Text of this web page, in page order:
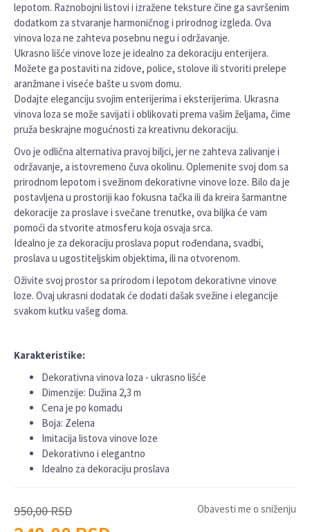
lepotom. Raznobojni listovi i izražene teksture čine ga savršenim
dodatkom za stvaranje harmoničnog i prirodnog izgleda. Ova
vinova loza ne zahteva posebnu negu i održavanje.
Ukrasno lišće vinove loze je idealno za dekoraciju enterijera.
Možete ga postaviti na zidove, police, stolove ili stvoriti prelepe
aranžmane i viseće bašte u svom domu.
Dodajte eleganciju svojim enterijerima i eksterijerima. Ukrasna
vinova loza se može savijati i oblikovati prema vašim željama, čime
pruža beskrajne mogućnosti za kreativnu dekoraciju.
Ovo je odlična alternativa pravoj biljci, jer ne zahteva zalivanje i
održavanje, a istovremeno čuva okolinu. Oplemenite svoj dom sa
prirodnom lepotom i svežinom dekorativne vinove loze. Bilo da je
postavljena u prostoriji kao fokusna tačka ili da kreira šarmantne
dekoracije za proslave i svečane trenutke, ova biljka će vam
pomoći da stvorite atmosferu koja osvaja srca.
Idealno je za dekoraciju proslava poput rođendana, svadbi,
proslava u ugostiteljskim objektima, ili na otvorenom.
Oživite svoj prostor sa prirodom i lepotom dekorativne vinove
loze. Ovaj ukrasni dodatak će dodati dašak svežine i elegancije
svakom kutku vašeg doma.
Karakteristike:
Dekorativna vinova loza - ukrasno lišće
Dimenzije: Dužina 2,3 m
Cena je po komadu
Boja: Zelena
Imitacija listova vinove loze
Dekorativno i elegantno
Idealno za dekoraciju proslava
950,00RSD Obavesti me o sniženju